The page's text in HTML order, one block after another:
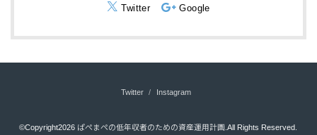
Twitter Google
Twitter Instagram
©Copyright2026 ぱぺまぺの低年収者のための資産運用計画 .All Rights Reserved.